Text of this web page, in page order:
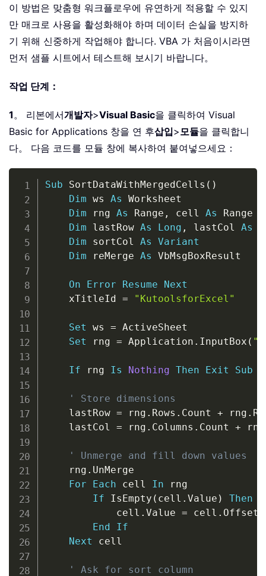
이 방법은 맞춤형 워크플로우에 유연하게 적용할 수 있지
만 매크로 사용을 활성화해야 하며 데이터 손실을 방지하
기 위해 신중하게 작업해야 합니다. VBA 가 처음이시라면
먼저 샘플 시트에서 테스트해 보시기 바랍니다。
작업 단계：
1 。 리본에서개발자>Visual Basic을 클릭하여 Visual
Basic for Applications 창을 연 후삽입>모듈을 클릭합니
다。 다음 코드를 모듈 창에 복사하여 붙여넣으세요：
Sub SortDataWithMergedCells ( )
Dim ws As Worksheet
Dim rng As Range , cell As Range
Dim lastRow As Long , lastCol As
Dim sortCol As
Variant
Dim reMerge As VbMsgBoxResult
On Error Resume
Next
    xTitleId
= "KutoolsforExcel"
Set ws = ActiveSheet
Set rng = Application . InputBox (
If rng Is Nothing Then Exit Sub
' Store dimensions
    lastRow
= rng . Rows . Count + rng .
    lastCol
= rng . Columns . Count + rng
' Unmerge and fill down values
    rng
. UnMerge
For
Each cell In rng
If IsEmpty ( cell . Value )
Then
            cell
. Value = cell . Offset
End
If
Next cell
' Ask for sort column
Copy